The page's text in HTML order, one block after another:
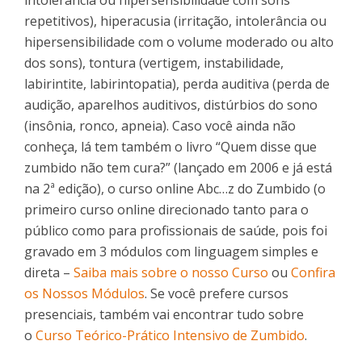
repetitivos), hiperacusia (irritação, intolerância ou
hipersensibilidade com o volume moderado ou alto
dos sons), tontura (vertigem, instabilidade,
labirintite, labirintopatia), perda auditiva (perda de
audição, aparelhos auditivos, distúrbios do sono
(insônia, ronco, apneia). Caso você ainda não
conheça, lá tem também o livro “Quem disse que
zumbido não tem cura?” (lançado em 2006 e já está
na 2ª edição), o curso online Abc…z do Zumbido (o
primeiro curso online direcionado tanto para o
público como para profissionais de saúde, pois foi
gravado em 3 módulos com linguagem simples e
direta – Saiba mais sobre o nosso Curso ou Confira
os Nossos Módulos. Se você prefere cursos
presenciais, também vai encontrar tudo sobre
o Curso Teórico-Prático Intensivo de Zumbido.